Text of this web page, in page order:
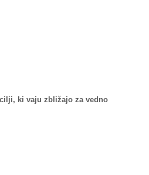
ki vaju zbližajo za vedno